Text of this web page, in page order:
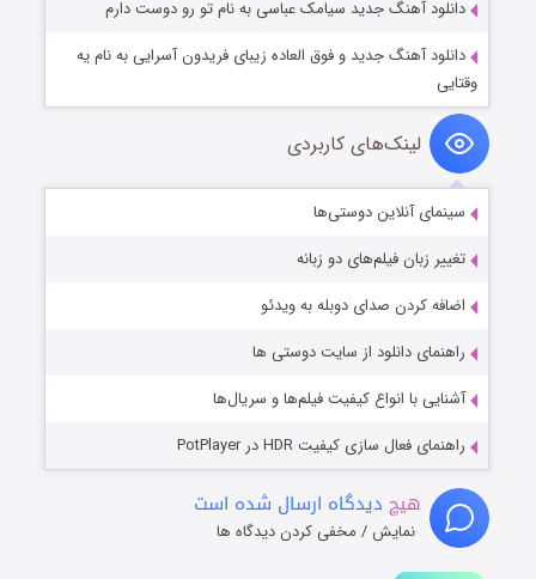
دانلود آهنگ جدید سیامک عباسی به نام تو رو دوست دارم
دانلود آهنگ جدید و فوق العاده زیبای فریدون آسرایی به نام یه
وقتایی
لینک‌های کاربردی
سینمای آنلاین دوستی‌ها
تغییر زبان فیلم‌های دو زبانه
اضافه کردن صدای دوبله به ویدئو
راهنمای دانلود از سایت دوستی ها
آشنایی با انواع کیفیت فیلم‌ها و سریال‌ها
راهنمای فعال سازی کیفیت HDR در PotPlayer
هیچ دیدگاه ارسال شده است
نمایش / مخفی کردن دیدگاه ها